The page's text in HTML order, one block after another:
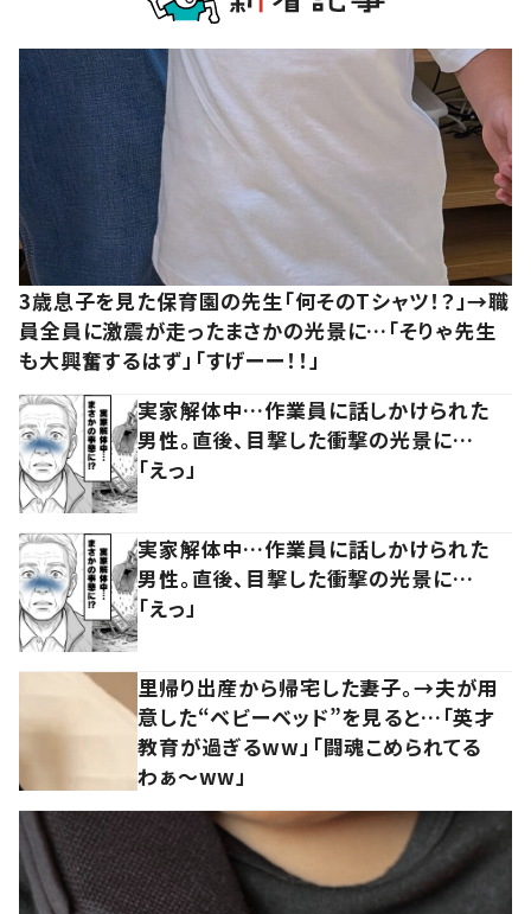
3歳息子を見た保育園の先生「何そのTシャツ！？」→職
員全員に激震が走ったまさかの光景に…「そりゃ先生
も大興奮するはず」「すげーー！！」
実家解体中…作業員に話しかけられた
男性。直後、目撃した衝撃の光景に…
「えっ」
実家解体中…作業員に話しかけられた
男性。直後、目撃した衝撃の光景に…
「えっ」
里帰り出産から帰宅した妻子。→夫が用
意した“ベビーベッド”を見ると…「英才
教育が過ぎるww」「闘魂こめられてる
わぁ～ww」